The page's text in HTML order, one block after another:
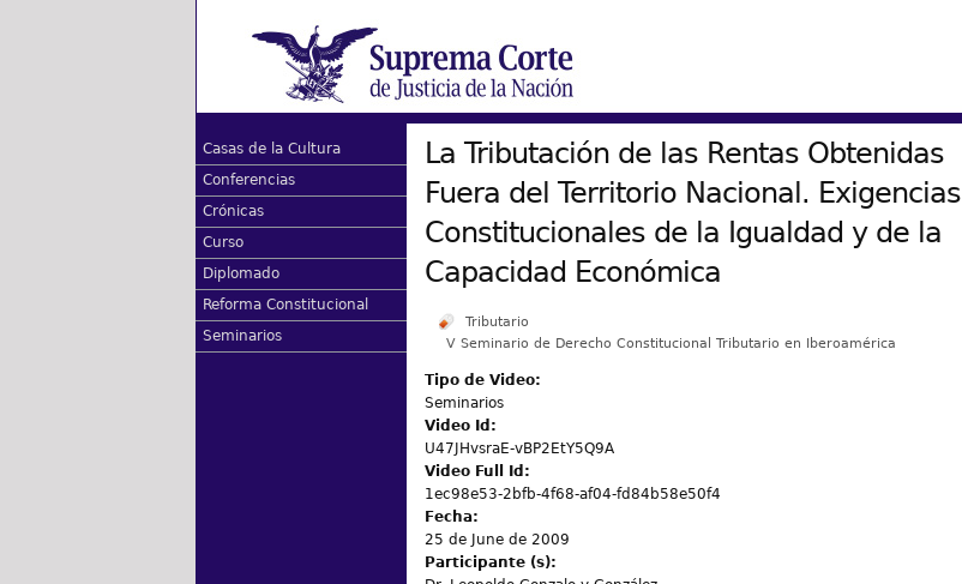
Casas de la Cultura
Conferencias
Crónicas
Curso
Diplomado
Reforma Constitucional
Seminarios
La Tributación de las Rentas Obtenidas
Fuera del Territorio Nacional. Exigencias
Constitucionales de la Igualdad y de la
Capacidad Económica
Tributario
V Seminario de Derecho Constitucional Tributario en Iberoamérica
Tipo de Video:
Seminarios
Video Id:
U47JHvsraE-vBP2EtY5Q9A
Video Full Id:
1ec98e53-2bfb-4f68-af04-fd84b58e50f4
Fecha:
25 de June de 2009
Participante (s):